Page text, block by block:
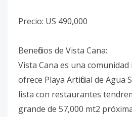
Precio: US 490,000
Beneficios de Vista Cana:
Vista Cana es una
ofrece Playa Artificial de Agua
lista con restaurantes
grande de 57,000 mt2